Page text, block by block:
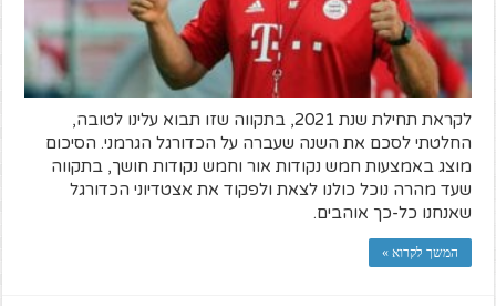
לקראת תחילת שנת 2021, בתקווה שזו תבוא עלינו לטובה,
החלטתי לסכם את השנה שעברה על הכדורגל הגרמני. הסיכום
מוצג באמצעות חמש נקודות אור וחמש נקודות חושך, בתקווה
שעד מהרה נוכל כולנו לצאת ולפקוד את אצטדיוני הכדורגל
שאנחנו כל-כך אוהבים.
המשך לקרוא »